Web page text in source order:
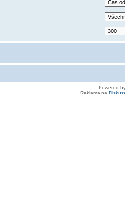
Powered
Reklama na